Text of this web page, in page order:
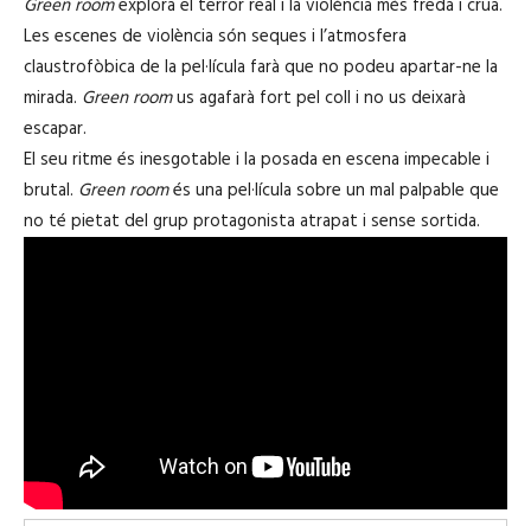
Les escenes de violència són seques i l’atmosfera
claustrofòbica de la pel·lícula farà que no podeu apartar-ne la
mirada. Green roomus agafarà fort pel coll i no us deixarà
escapar.
El seu ritme és inesgotable i la posada en escena impecable i
brutal. Green roomés una pel·lícula sobre un mal palpable que
no té pietat del grup protagonista atrapat i sense sortida.